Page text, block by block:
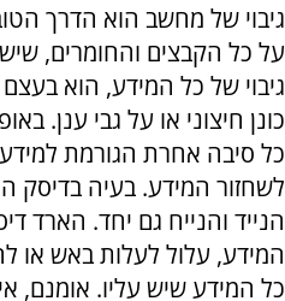
גיבוי של מחשב הוא הדרך
על כל הקבצים והחומרים,
גיבוי של כל המידע, הוא
כונן חיצוני או על גבי ענן.
כל סיבה אחרת הגורמת
לשחזור המידע. בעיה
הנייד והנייח גם יחד. הארד
המידע, עלול לעלות באש או
כל המידע שיש עליו. אומנם,